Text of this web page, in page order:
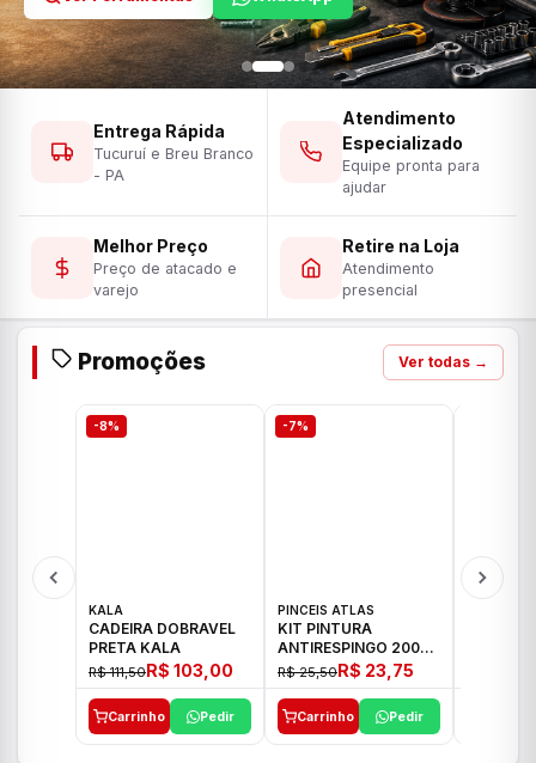
Entrega Rápida
Tucuruí e Breu Branco
- PA
Atendimento
Especializado
Equipe pronta para
ajudar
Melhor Preço
Preço de atacado e
varejo
Retire na Loja
Atendimento
presencial
Promoções Ver todas →
-8%
KALA
CADEIRA DOBRAVEL
PRETA KALA
R$ 111,50R$ 103,00
Carrinho Pedir
-7%
PINCEIS ATLAS
KIT PINTURA
ANTIRESPINGO 2003
ATLAS 03 PCS
R$ 25,50R$ 23,75
Carrinho Pedir